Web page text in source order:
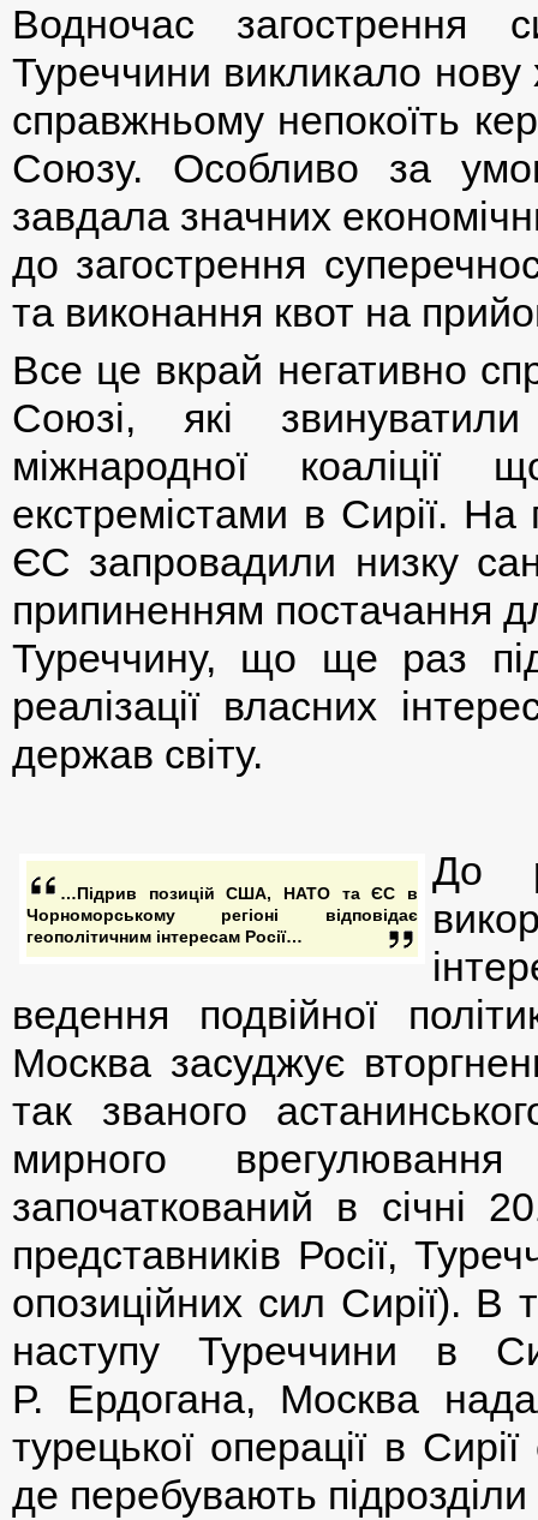
Водночас загострення
Туреччини викликало
справжньому непокоїть
Союзу. Особливо за
завдала значних
до загострення
та виконання квот на
Все це вкрай негативно
Союзі, які
міжнародної
екстремістами в Сирії.
ЄС запровадили низку
припиненням постачання
Туреччину, що ще раз
реалізації власних
держав світу.
…Підрив позицій США, НАТО та ЄС в
Чорноморському регіоні відповідає
геополітичним інтересам Росії…
До
ведення подвійної
Москва засуджує
так званого
мирного
започаткований в січні
представників Росії,
опозиційних сил Сирії).
наступу Туреччини в
Р. Ердогана, Москва
турецької операції в
де перебувають підрозділи